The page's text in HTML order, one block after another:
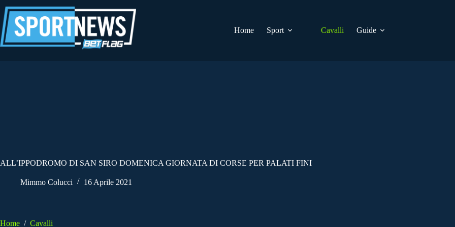
al
contenuto
Home
Sport Cavalli Guide
ALL’IPPODROMO DI SAN SIRO DOMENICA GIORNATA DI CORSE PER PALATI FINI
Mimmo Colucci 16 Aprile 2021
Home / Cavalli